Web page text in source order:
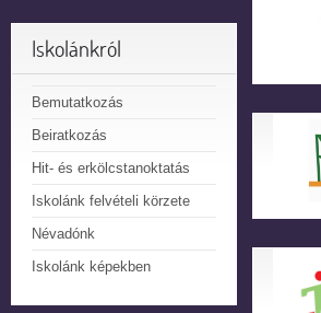
Iskolánkról
Bemutatkozás
Beiratkozás
Hit- és erkölcstanoktatás
Iskolánk felvételi körzete
Névadónk
Iskolánk képekben